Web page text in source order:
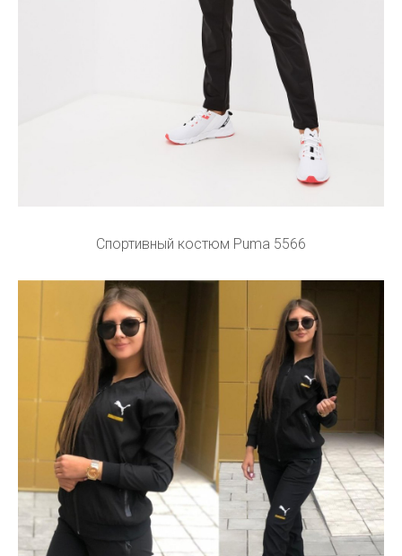
Спортивный костюм Puma 5566